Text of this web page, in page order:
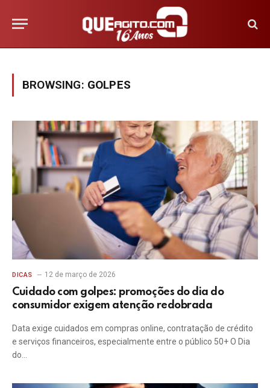
BROWSING: GOLPES
DICAS 12 de março de 2026
Cuidado com golpes: promoções do dia do
consumidor exigem atenção redobrada
Data exige cuidados em compras online, contratação de crédito
e serviços financeiros, especialmente entre o público 50+ O Dia
do…